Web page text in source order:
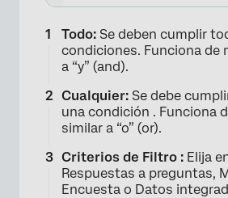
Todo: Se deben cumplir
condiciones. Funciona de
a “y” (and).
Cualquier: Se debe
una condición . Funciona
similar a “o” (or).
Criterios de Filtro : Elija
Respuestas a preguntas,
Encuesta o Datos